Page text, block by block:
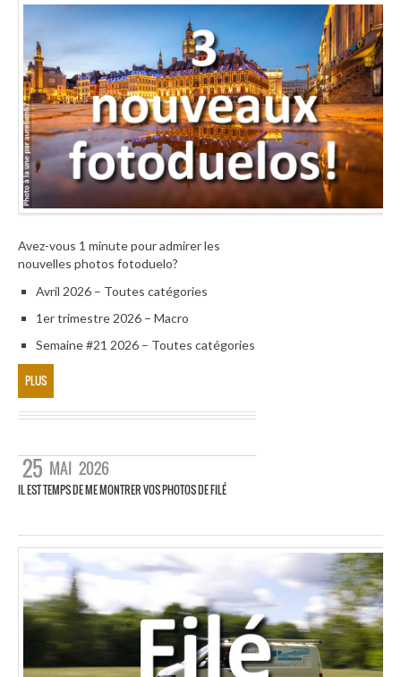
Avez-vous 1 minute pour admirer les
nouvelles photos fotoduelo?
Avril 2026 – Toutes catégories
1er trimestre 2026 – Macro
Semaine #21 2026 – Toutes catégories
PLUS
25 MAI 2026
IL EST TEMPS DE ME MONTRER VOS PHOTOS DE FILÉ